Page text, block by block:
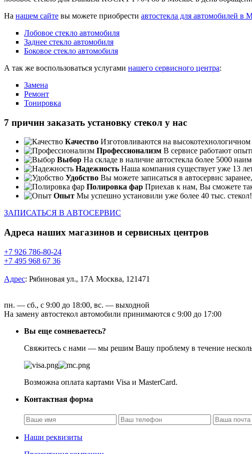
На нашем сайте вы можете приобрести автостекла для автомобилей в
Лобовое стекло автомобиля
Заднее стекло автомобиля
Боковое стекло автомобиля
А так же воспользоваться услугами нашего сервисного центра:
Замена
Ремонт
Тонировка
7 причин заказать установку стекол у нас
Качество Изготовливаются на
Профессионализм В сервисе работают
Выбор На складе в наличие автостекла более 5000
Надежность Наша компания существует уже 13
Удобство Вы можете записаться в автосервис
Полировка фар Приехав к нам, Вы сможете
Опыт Мы успешно установили уже более 40 тыс. стекол!
ЗАПИСАТЬСЯ В АВТОСЕРВИС
Адреса наших магазинов и сервисных центров
+7 926 786-80-24
+7 495 968 67 36
Адрес: Рябиновая ул., 17А Москва, 121471
пн. — сб., с 9:00 до 18:00, вс. — выходной
На замену автостекол автомобили принимаются с 9:00 до 17:00
Вы еще сомневаетесь?
Свяжитесь с нами — мы решим Вашу проблему в течение
Возможна оплата картами Visa и MasterCard.
Контактная форма
Наши реквизиты